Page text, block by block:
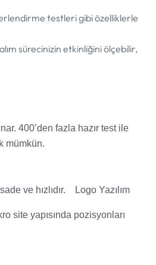
testleri gibi özelliklerle
sürecinizin etkinliğini ölçebilir,
400’den fazla hazır test ile
mümkün.
ve hızlıdır. Logo Yazılım
site yapısında pozisyonları